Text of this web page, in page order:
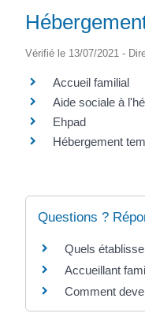
Vérifié le 13/07/2021 -
Accueil familial
Aide sociale à
Ehpad
Hébergement
Questions ?
Quels
Accueillant
Comment